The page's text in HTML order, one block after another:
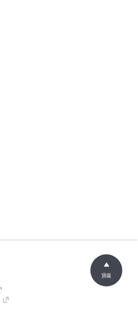
頂端